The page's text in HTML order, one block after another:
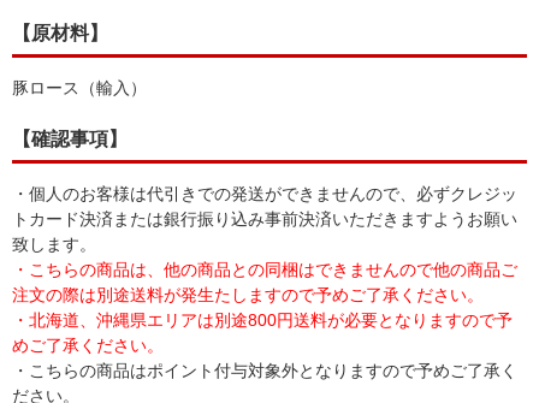
【原材料】
豚ロース（輸入）
【確認事項】
・個人のお客様は代引きでの発送ができませんので、必ずクレジッ
トカード決済または銀行振り込み事前決済いただきますようお願い
致します。
・こちらの商品は、他の商品との同梱はできませんので他の商品ご
注文の際は別途送料が発生たしますので予めご了承ください。
・北海道、沖縄県エリアは別途800円送料が必要となりますので予
めご了承ください。
・こちらの商品はポイント付与対象外となりますので予めご了承く
ださい。